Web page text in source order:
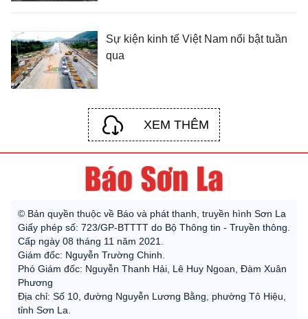
Sự kiện kinh tế Việt Nam nổi bật tuần
qua
XEM THÊM
© Bản quyền thuộc về Báo và phát thanh, truyền hình Sơn La
Giấy phép số: 723/GP-BTTTT do Bộ Thông tin - Truyền thông.
Cấp ngày 08 tháng 11 năm 2021.
Giám đốc: Nguyễn Trường Chinh.
Phó Giám đốc: Nguyễn Thanh Hải, Lê Huy Ngoan, Đàm Xuân
Phương
Địa chỉ: Số 10, đường Nguyễn Lương Bằng, phường Tô Hiệu,
tỉnh Sơn La.